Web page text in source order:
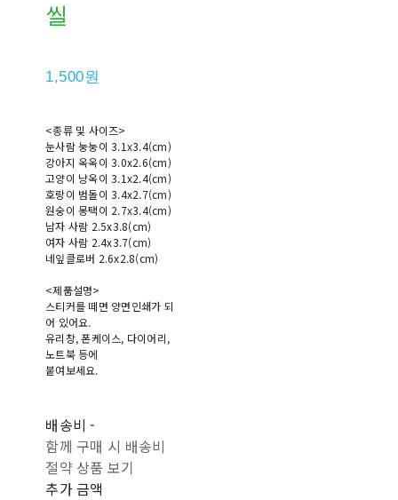
씰
1,500원
<종류 및 사이즈>
눈사람 눙눙이 3.1x3.4(cm)
강아지 옥옥이 3.0x2.6(cm)
고양이 냥옥이 3.1x2.4(cm)
호랑이 범돌이 3.4x2.7(cm)
원숭이 몽택이 2.7x3.4(cm)
남자 사람 2.5x3.8(cm)
여자 사람 2.4x3.7(cm)
네잎클로버 2.6x2.8(cm)
<제품설명>
스티커를 떼면 양면인쇄가 되
어 있어요.
유리창, 폰케이스, 다이어리,
노트북 등에
붙여보세요.
배송비-
함께 구매 시 배송비
절약 상품 보기
추가 금액